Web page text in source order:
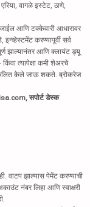
वागळे इस्टेट, ठाणे,
आणि टक्केवारी आधारावर
करण्यापूर्वी सर्व
झाल्यानंतर आणि क्लायंट ड्यू
त्यापेक्षा कमी शेअरचे
केले जाऊ शकते. ब्रोकरेज
सपोर्ट डेस्क
वाटप झाल्यास पेमेंट करण्याची
नंबर लिहा आणि स्वाक्षरी